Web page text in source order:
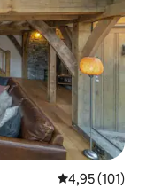
Середня
4,95 (101)